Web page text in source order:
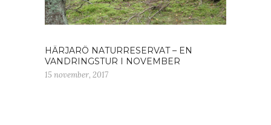
HÄRJARÖ NATURRESERVAT – EN
VANDRINGSTUR I NOVEMBER
15 november, 2017